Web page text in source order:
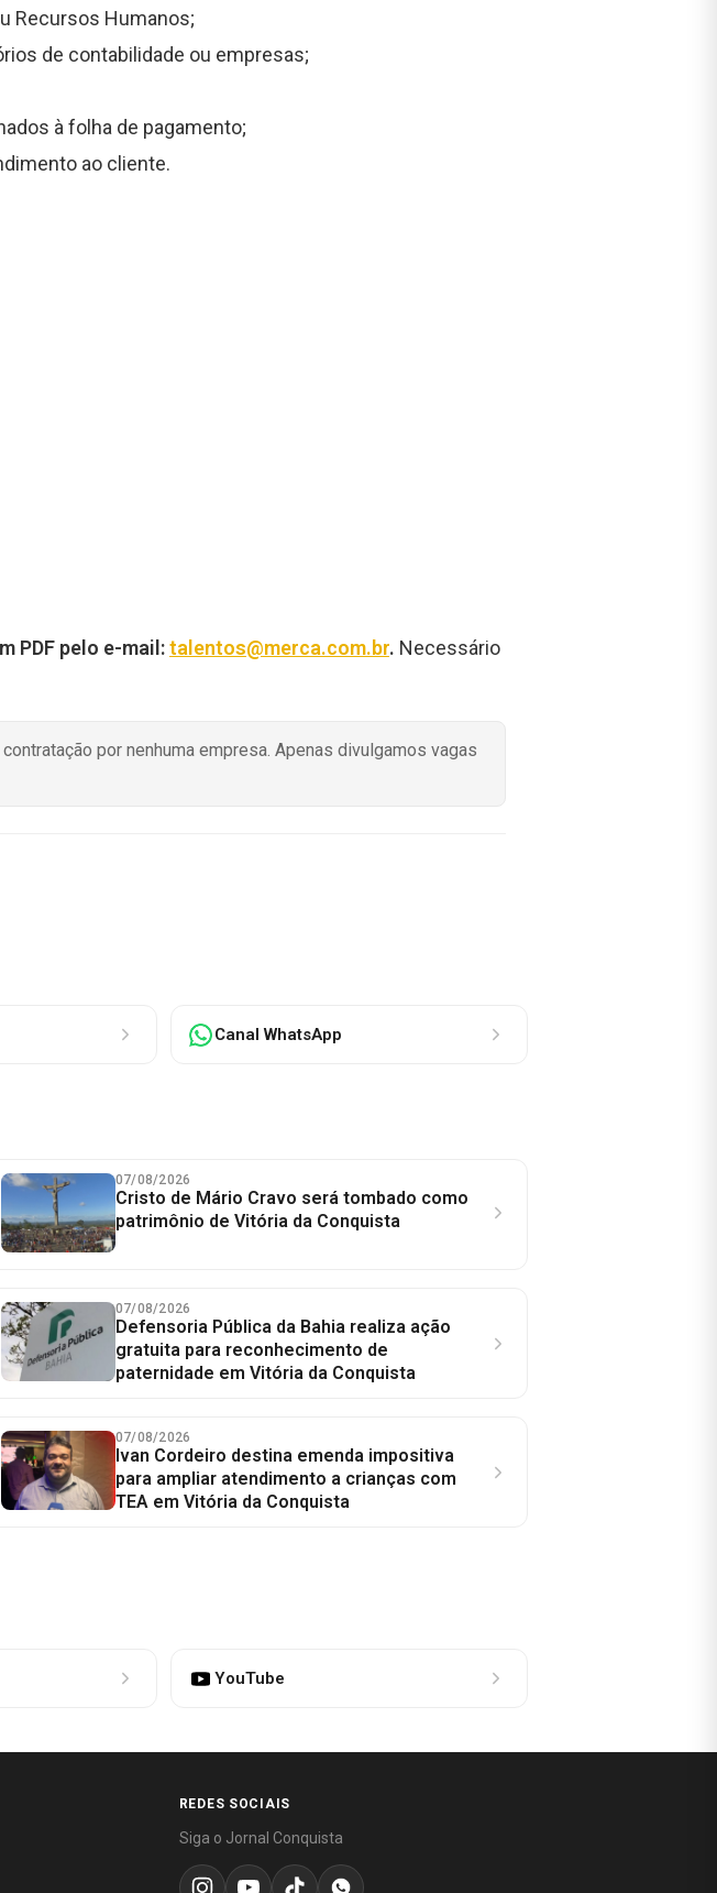
Recursos Humanos;
de contabilidade ou empresas;
à folha de pagamento;
ao cliente.
PDF pelo e-mail:talentos@merca.com.br. Necessário
por nenhuma empresa. Apenas divulgamos vagas
Canal WhatsApp
07/08/2026
Cristo de Mário Cravo será tombado como
patrimônio de Vitória da Conquista
07/08/2026
Defensoria Pública da Bahia realiza ação
gratuita para reconhecimento de
paternidade em Vitória da Conquista
07/08/2026
Ivan Cordeiro destina emenda impositiva
para ampliar atendimento a crianças com
TEA em Vitória da Conquista
YouTube
REDES SOCIAIS
Siga o Jornal Conquista